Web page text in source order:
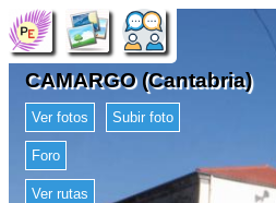
CAMARGO (Cantabria)
Ver fotos Subir foto
Foro
Ver rutas